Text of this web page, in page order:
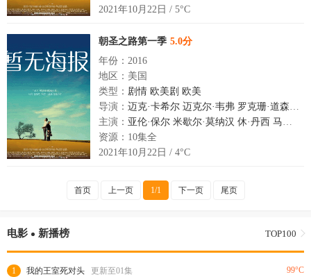
2021年10月22日 / 5°C
朝圣之路第一季 5.0分
年份：2016
地区：美国
类型： 剧情 欧美剧 欧美
导演： 迈克·卡希尔 迈克尔·韦弗 罗克珊·道森 帕
主演： 亚伦·保尔 米歇尔·莫纳汉 休·丹西 马克西·艾里奇
资源：10集全
2021年10月22日 / 4°C
首页 上一页 1/1 下一页 尾页
电影 新播榜 TOP100
1 我的王室死对头 更新至01集 99°C